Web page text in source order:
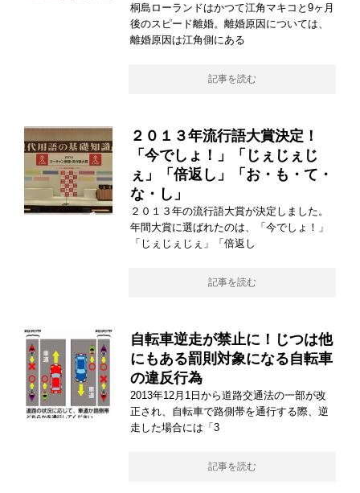
桐島ローランドはかつて江角マキコと9ヶ月
後のスピード離婚。離婚原因については、
離婚原因は江角側にある
記事を読む
２０１３年流行語大賞決定！
「今でしょ！」「じぇじぇじ
ぇ」「倍返し」「お・も・て・
な・し」
２０１３年の流行語大賞が決定しました。
年間大賞に選ばれたのは、「今でしょ！」
「じぇじぇじぇ」「倍返し
記事を読む
自転車逆走が禁止に！じつは他
にもある罰則対象になる自転車
の違反行為
2013年12月1日から道路交通法の一部が改
正され、自転車で路側帯を通行する際、逆
走した場合には「3
記事を読む